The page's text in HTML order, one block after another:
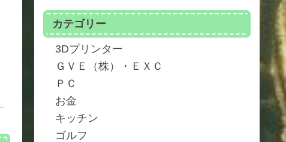
カテゴリー
3Dプリンター
ＧＶＥ（株）・ＥＸＣ
ＰＣ
お金
キッチン
ゴルフ